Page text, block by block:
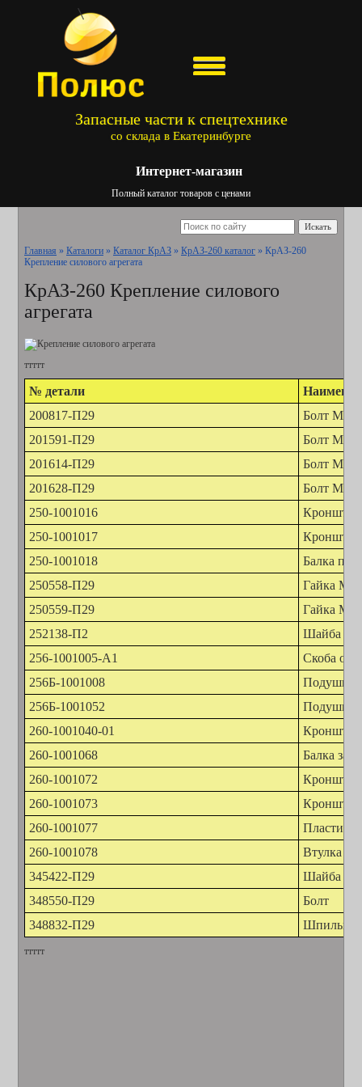
Запасные части к спецтехнике
со склада в Екатеринбурге
Интернет-магазин
Полный каталог товаров с ценами
Искать
Главная » Каталоги » Каталог КрАЗ » КрАЗ-260 каталог » КрАЗ-260
Крепление силового агрегата
КрАЗ-260 Крепление силового
агрегата
ттттт
№ детали
200817-П29
Болт
201591-П29
Болт
201614-П29
Болт
201628-П29
Болт
250-1001016
250-1001017
250-1001018
Балка
250558-П29
Гайка
250559-П29
Гайка
252138-П2
Шайба 14
256-1001005-А1
Скоба
256Б-1001008
Подушка
256Б-1001052
Подушка
260-1001040-01
260-1001068
Балка
260-1001072
260-1001073
260-1001077
Пластина
260-1001078
Втулка
345422-П29
Шайба 14
348550-П29
Болт
348832-П29
Шпилька
ттттт